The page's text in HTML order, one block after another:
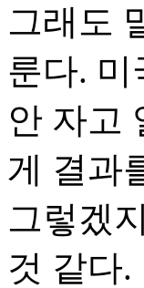
그래도
룬다. 미
안 자고
게 결과
그렇겠
것 같다.